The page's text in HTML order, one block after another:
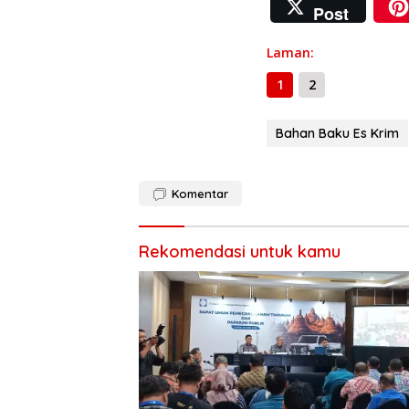
e
b
o
k
e
m
at
p
p
Post
Laman:
1
2
Bahan Baku Es Krim
Komentar
Rekomendasi untuk kamu